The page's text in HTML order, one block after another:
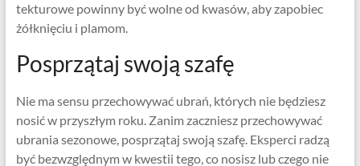
tekturowe powinny być wolne od kwasów, aby zapobiec
żółknięciu i plamom.
Posprzątaj swoją szafę
Nie ma sensu przechowywać ubrań, których nie będziesz
nosić w przyszłym roku. Zanim zaczniesz przechowywać
ubrania sezonowe, posprzątaj swoją szafę. Eksperci radzą
być bezwzględnym w kwestii tego, co nosisz lub czego nie